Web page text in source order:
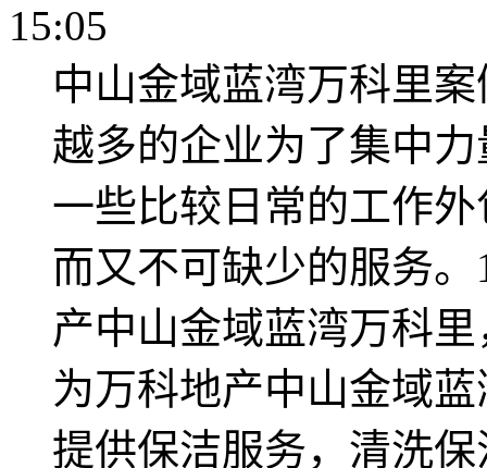
15:05
中山金域蓝湾万科里
越多的企业为了集中
一些比较日常的工作
而又不可缺少的服务。
产中山金域蓝湾万科
为万科地产中山金域
提供保洁服务，清洗